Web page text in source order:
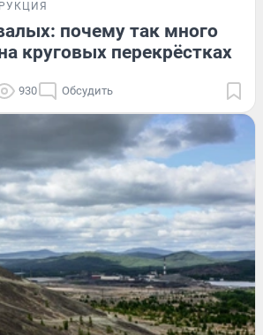
почему так много
круговых перекрёстках
930 Обсудить